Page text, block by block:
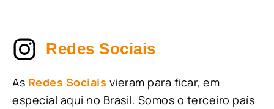
Redes Sociais
As Redes Sociais vieram para ficar, em
especial aqui no Brasil. Somos o terceiro país